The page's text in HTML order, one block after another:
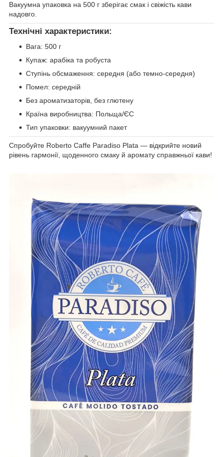
Вакуумна упаковка на 500 г зберігає смак і свіжість кави
надовго.
Технічні характеристики:
Вага: 500 г
Купаж: арабіка та робуста
Ступінь обсмаження: середня (або темно-середня)
Помел: середній
Без ароматизаторів, без глютену
Країна виробництва: Польща/ЄС
Тип упаковки: вакуумний пакет
Спробуйте Roberto Caffe Paradiso Plata — відкрийте новий
рівень гармонії, щоденного смаку й аромату справжньої кави!